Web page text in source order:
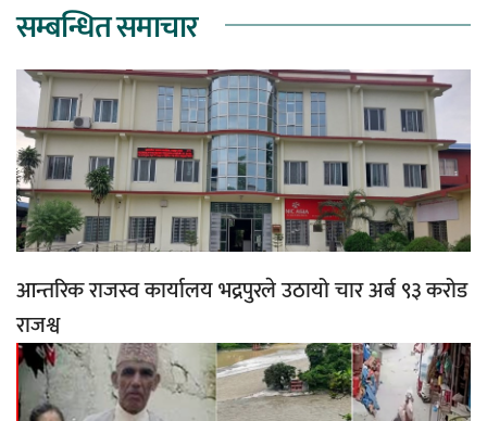
सम्बन्धित समाचार
आन्तरिक राजस्व कार्यालय भद्रपुरले उठायो चार अर्ब ९३ करोड
राजश्व